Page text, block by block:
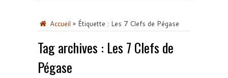
Accueil » Étiquette : Les 7 Clefs de Pégase
Tag archives : Les 7 Clefs de
Pégase